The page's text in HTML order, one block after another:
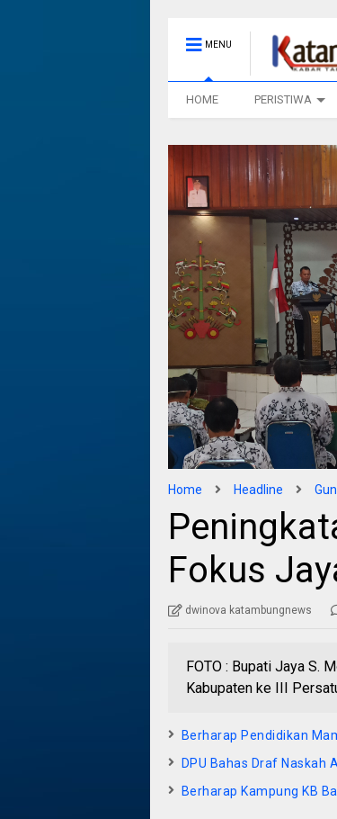
MENU
HOME PERISTIWA
Home Headline
Fokus
dwinova katambungnews
FOTO : Bupati Jaya S.
Kabupaten ke III
Berharap Pendidikan
DPU Bahas Draf
Berharap Kampung KB